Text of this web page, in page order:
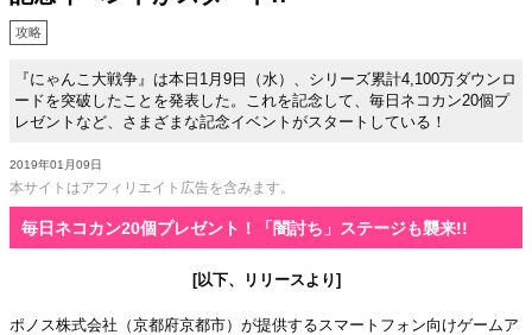
攻略
『にゃんこ大戦争』は本日1月9日（水）、シリーズ累計4,100万ダウンロ
ードを突破したことを発表した。これを記念して、毎日ネコカン20個プ
レゼントなど、さまざまな記念イベントがスタートしている！
2019年01月09日
本サイトはアフィリエイト広告を含みます。
毎日ネコカン20個プレゼント！「闇討ち」ステージも襲来!!
[以下、リリースより]
ポノス株式会社（京都府京都市）が提供するスマートフォン向けゲームア